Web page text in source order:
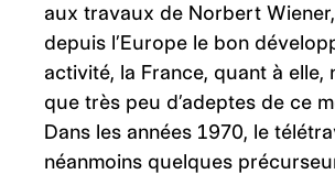
aux travaux de Norbert
depuis l’Europe le bon
activité, la France, quant à elle,
que très peu d’adeptes de ce
Dans les années 1970, le
néanmoins quelques